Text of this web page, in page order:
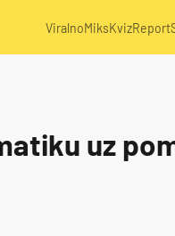
ViralnoMiksKvizReport
uz